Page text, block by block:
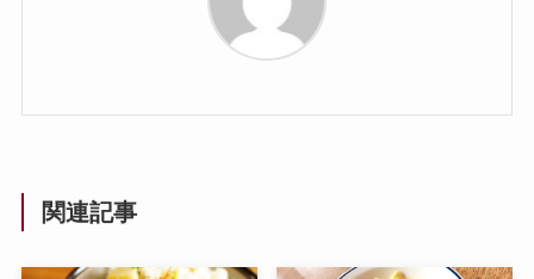
関連記事